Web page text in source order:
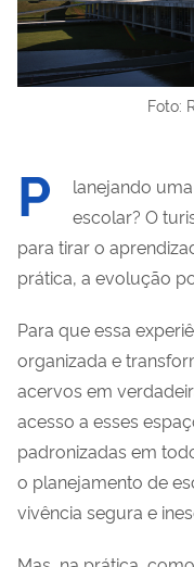
Foto:
P
lanejando
escolar? O
para tirar o
prática, a evolução
Para que essa
organizada e
acervos em
acesso a esses
padronizadas em
o planejamento de
vivência segura e